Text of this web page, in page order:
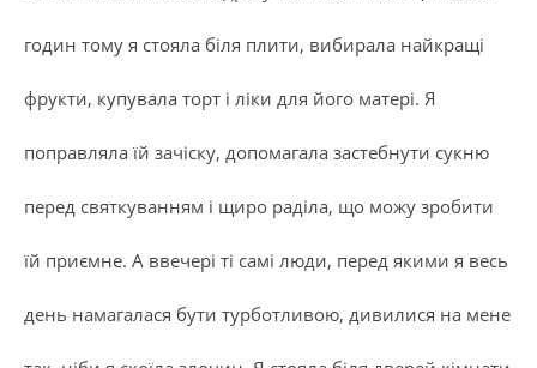
годин тому я стояла біля плити, вибирала найкращі
фрукти, купувала торт і ліки для його матері. Я
поправляла їй зачіску, допомагала застебнути сукню
перед святкуванням і щиро раділа, що можу зробити
їй приємне. А ввечері ті самі люди, перед якими я весь
день намагалася бути турботливою, дивилися на мене